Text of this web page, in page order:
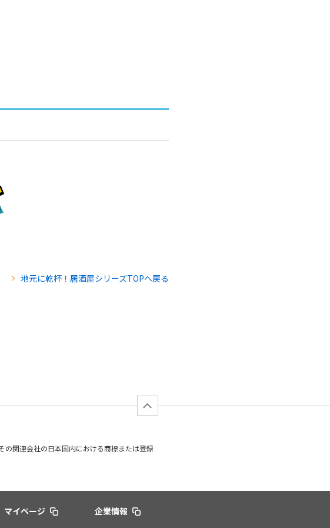
地元に乾杯！居酒屋シリーズTOPへ戻る
関連会社の日本国内における商標または登録
マイページ 企業情報